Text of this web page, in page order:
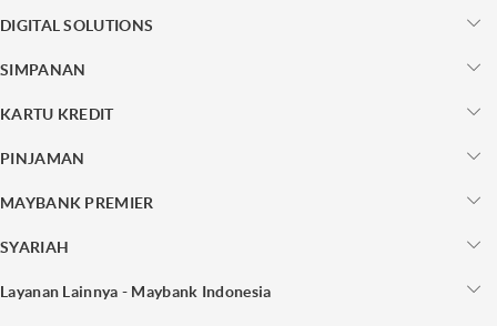
DIGITAL SOLUTIONS
SIMPANAN
KARTU KREDIT
PINJAMAN
MAYBANK PREMIER
SYARIAH
Layanan Lainnya - Maybank Indonesia